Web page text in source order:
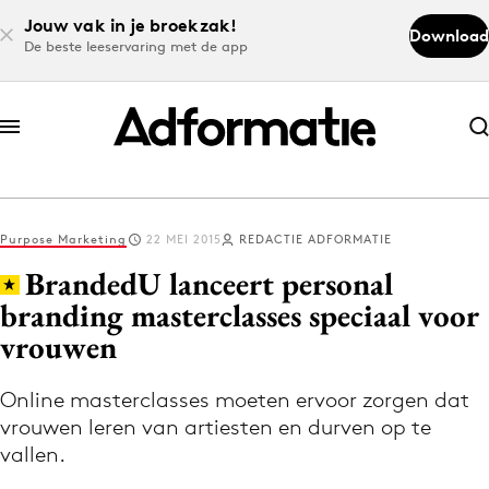
Jouw vak in je broekzak!
De beste leeservaring met de app
Download
Abonneer nu
Abonneer nu
Log in
Volg het laatste nieuws via de Adformatie
Nieuws app
Purpose Marketing 22 MEI 2015 REDACTIE ADFORMATIE
BrandedU lanceert personal
branding masterclasses speciaal voor
vrouwen
Online masterclasses moeten ervoor zorgen dat
vrouwen leren van artiesten en durven op te
vallen.